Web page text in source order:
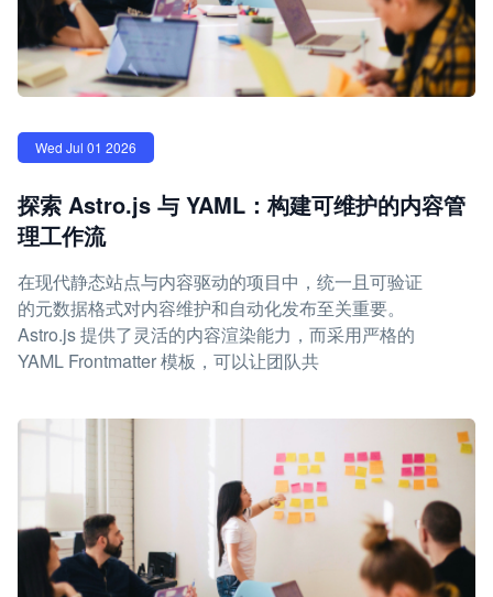
Wed Jul 01 2026
探索 Astro.js 与 YAML：构建可维护的内容管
理工作流
在现代静态站点与内容驱动的项目中，统一且可验证
的元数据格式对内容维护和自动化发布至关重要。
Astro.js 提供了灵活的内容渲染能力，而采用严格的
YAML Frontmatter 模板，可以让团队共